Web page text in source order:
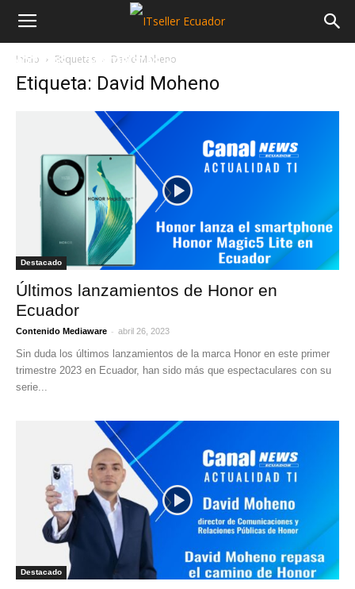
NOTICIAS MAYORISTAS
Inicio Etiquetas David Moheno
Etiqueta: David Moheno
Destacado
Últimos lanzamientos de Honor en
Ecuador
Contenido Mediaware - abril 26, 2023
Sin duda los últimos lanzamientos de la marca Honor en este primer
trimestre 2023 en Ecuador, han sido más que espectaculares con su
serie...
Destacado